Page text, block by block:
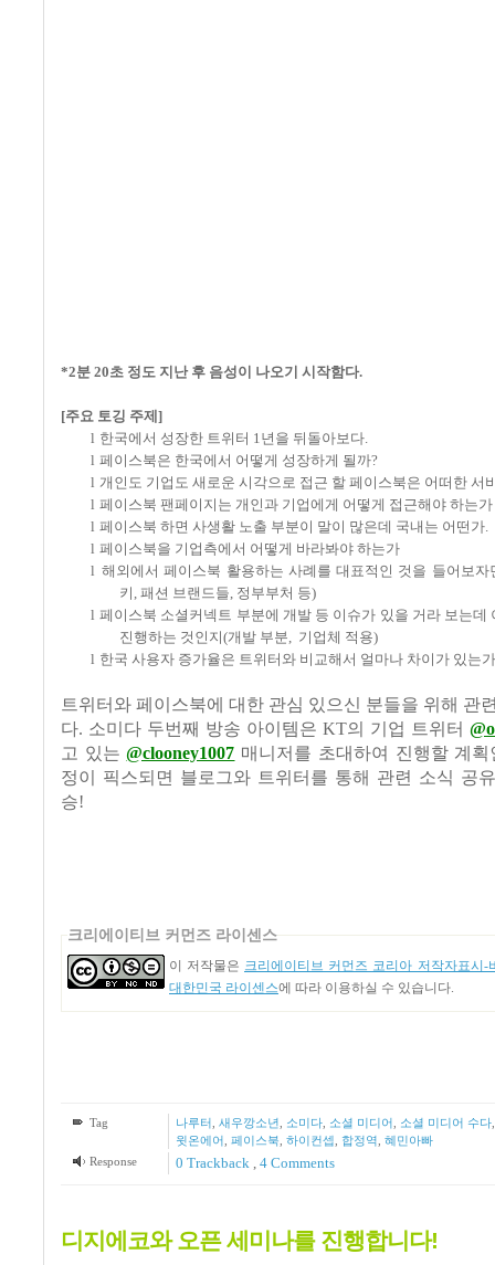
*2분 20초 정도 지난 후 음성이 나오기 시작함다.
[주요 토깅 주제 ]
l 한국에서 성장한 트위터 1 년을 뒤돌아보다.
l 페이스북은 한국에서 어떻게 성장하게 될까?
l 개인도 기업도 새로운 시각으로 접근 할 페이스북은 어떠한 서
l 페이스북 팬페이지는 개인과 기업에게 어떻게 접근해야 하는가
l 페이스북 하면 사생활 노출 부분이 말이 많은데 국내는 어떤가.
l 페이스북을 기업측에서 어떻게 바라봐야 하는가
l 해외에서 페이스북 활용하는 사례를 대표적인 것을 들어보자
키 ,패션 브랜드들 정부부처 등)
l 페이스북 소셜커넥트 부분에 개발 등 이슈가 있을 거라 보는데
진행하는 것인지(개발 부분 기업체 적용)
l 한국 사용자 증가율은 트위터와 비교해서 얼마나 차이가 있는가
트위터와 페이스북에 대한 관심 있으신 분들을 위해 관
다. 소미다 두번째 방송 아이템은 KT의 기업 트위터
고 있는 @clooney1007 매니저를 초대하여 진행할 계획
정이 픽스되면 블로그와 트위터를 통해 관련 소식 공
승!
크리에이티브 커먼즈 라이센스
이 저작물은 크리에이티브 커먼즈 코리아 저작자표시-
대한민국 라이센스에 따라 이용하실 수 있습니다.
Tag 나루터 새우깡소년 소미다, 소셜 미디어 소셜 미디어 수다
윗온에어 페이스북 하이컨셉 합정역 혜민아빠
Response
0 Trackback 4Comments
디지에코와 오픈 세미나를 진행합니다!